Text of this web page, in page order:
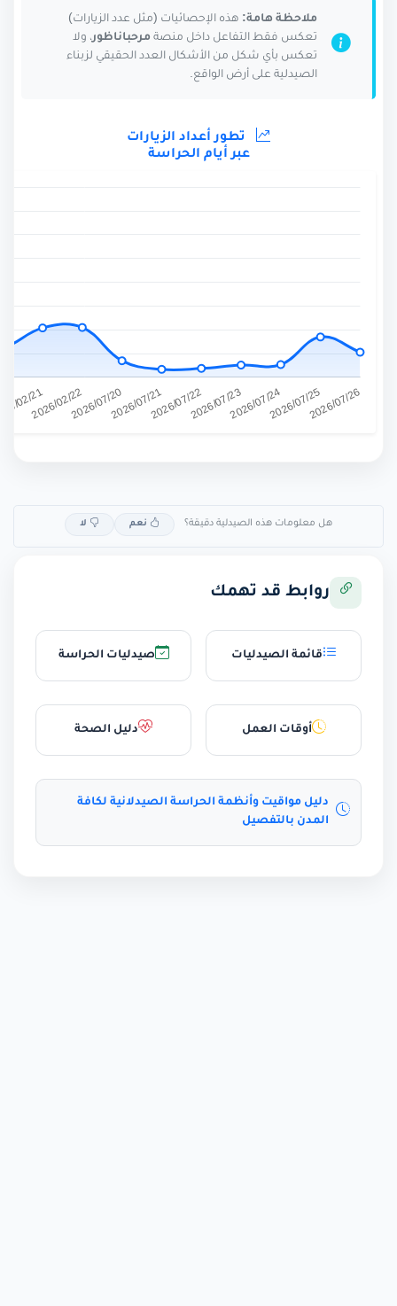
ملاحظة هامة: هذه الإحصائيات (مثل عدد الزيارات)
تعكس فقط التفاعل داخل منصة مرحباناظور، ولا
تعكس بأي شكل من الأشكال العدد الحقيقي لزبناء
الصيدلية على أرض الواقع.
تطور أعداد الزيارات
عبر أيام الحراسة
هل معلومات هذه الصيدلية دقيقة؟ نعم لا
روابط قد تهمك
قائمة الصيدليات صيدليات الحراسة
أوقات العمل دليل الصحة
دليل مواقيت وأنظمة الحراسة الصيدلانية لكافة
المدن بالتفصيل